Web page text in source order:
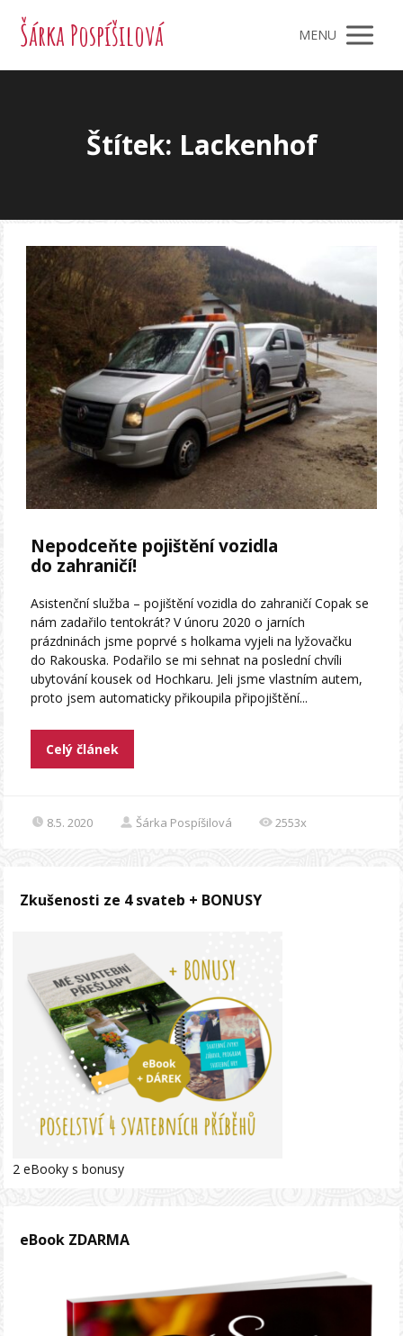
Šárka Pospíšilová MENU
Štítek: Lackenhof
Nepodceňte pojištění vozidla
do zahraničí!
Asistenční služba – pojištění vozidla do zahraničí Copak se
nám zadařilo tentokrát? V únoru 2020 o jarních
prázdninách jsme poprvé s holkama vyjeli na lyžovačku
do Rakouska. Podařilo se mi sehnat na poslední chvíli
ubytování kousek od Hochkaru. Jeli jsme vlastním autem,
proto jsem automaticky přikoupila připojištění...
Celý článek
8.5. 2020 Šárka Pospíšilová 2553x
Zkušenosti ze 4 svateb + BONUSY
2 eBooky s bonusy
eBook ZDARMA